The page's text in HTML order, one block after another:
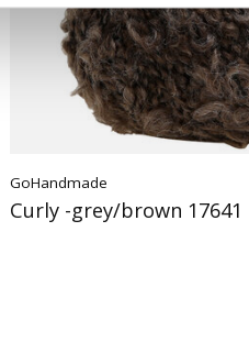
GoHandmade
Curly -grey/brown 17641